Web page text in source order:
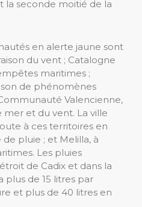
seconde moitié de la
en alerte jaune sont
du vent ; Catalogne
maritimes ;
de phénomènes
Valencienne,
mer et du vent. La ville
à ces territoires en
pluie ; et Melilla, à
Les pluies
de Cadix et dans la
de 15 litres par
et plus de 40 litres en